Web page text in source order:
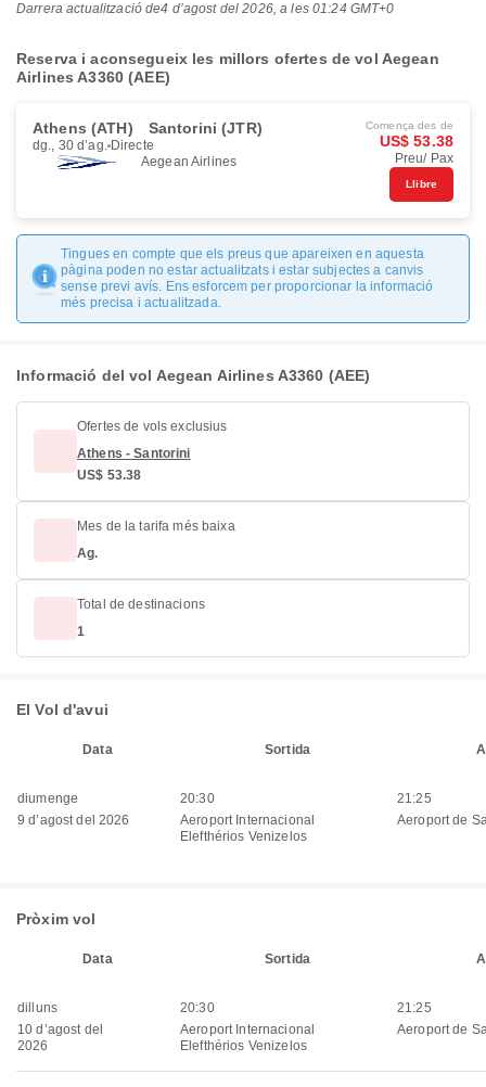
Darrera actualització de4 d’agost del 2026, a les 01:24 GMT+0
Reserva i aconsegueix les millors ofertes de vol Aegean
Airlines A3360 (AEE)
Athens (ATH) Santorini (JTR)
dg., 30 d’ag. Directe
Aegean Airlines
Comença des de
US$ 53.38
Preu/ Pax
Llibre
Tingues en compte que els preus que apareixen en aquesta
pàgina poden no estar actualitzats i estar subjectes a canvis
sense previ avís. Ens esforcem per proporcionar la informació
més precisa i actualitzada.
Informació del vol Aegean Airlines A3360 (AEE)
Ofertes de vols exclusius
Athens - Santorini
US$ 53.38
Mes de la tarifa més baixa
Ag.
Total de destinacions
1
El Vol d'avui
Data Sortida
diumenge
9 d’agost del 2026
20:30
Aeroport Internacional
Elefthérios Venizelos
21:25
Aeroport de
Pròxim vol
Data Sortida
dilluns
10 d’agost del
2026
20:30
Aeroport Internacional
Elefthérios Venizelos
21:25
Aeroport de